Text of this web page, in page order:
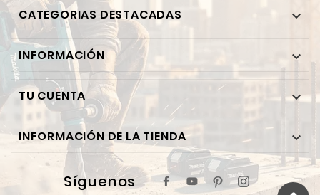
CATEGORIAS DESTACADAS 
INFORMACIÓN 
TU CUENTA 
INFORMACIÓN DE LA TIENDA 
Síguenos